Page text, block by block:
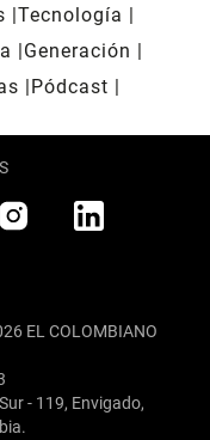
Tecnología
Generación
Pódcast
EL COLOMBIANO
- 119, Envigado,